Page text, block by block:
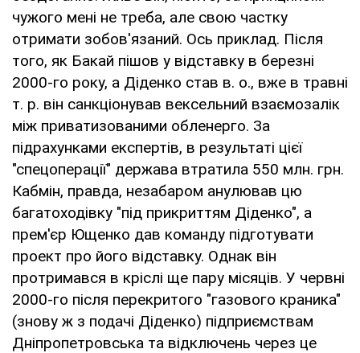
чужого мені не треба, але свою частку
отримати зобов'язаний. Ось приклад. Після
того, як Бакай пішов у відставку в березні
2000-го року, а Діденко став в. о., вже в травні
т. р. він санкціонував вексельний взаємозалік
між приватизованими обленерго. За
підрахунками експертів, в результаті цієї
"спецоперації" держава втратила 550 млн. грн.
Кабмін, правда, незабаром анулював цю
багатоходівку "під прикриттям Діденко", а
прем'єр Ющенко дав команду підготувати
проект про його відставку. Однак він
протримався в кріслі ще пару місяців. У червні
2000-го після перекритого "газового краника"
(знову ж з подачі Діденко) підприємствам
Дніпропетровська та відключень через це